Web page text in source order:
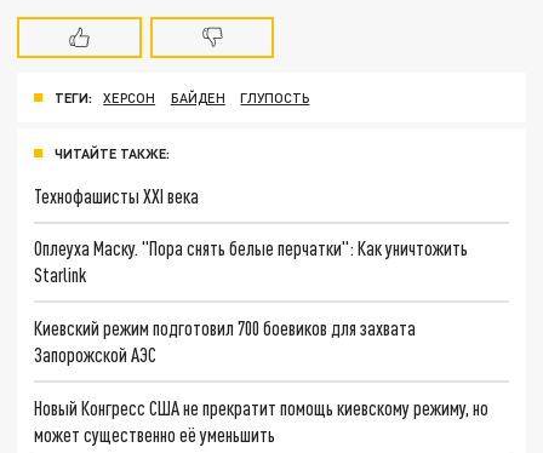
ТЕГИ: ХЕРСОН БАЙДЕН ГЛУПОСТЬ
ЧИТАЙТЕ ТАКЖЕ:
Технофашисты XXI века
Оплеуха Маску. "Пора снять белые перчатки": Как уничтожить
Starlink
Киевский режим подготовил 700 боевиков для захвата
Запорожской АЭС
Новый Конгресс США не прекратит помощь киевскому режиму, но
может существенно её уменьшить